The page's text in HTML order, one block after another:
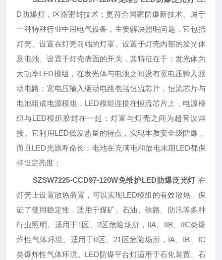
D防爆灯，区路密封技术；更符合国家防爆新技术。属于
一种特种行业中用电气设备，主要解决照明问题，它包括
灯壳、设置在灯壳前端的灯罩、设置于灯壳内部的发光体
及电池、设置于灯壳表面的开关，其特征在于：发光体为
大功率LED模组，在发光体与电池之间设有宽电压输入驱
动电路；宽电压输入驱动电路包括恒流芯片，恒流芯片与
电池组成电源模组，LED模组连接在恒流芯片上，电源模
组与LED模组胶封在一起；灯罩与灯壳之间为超音波焊
接。它利用LED低发热量的特点，实现本质安全级防爆，
而且LED光源寿命长；电池在充满电和放电末期LED都保
持恒定亮度；
SZSW7225-CCD97-120W免维护LED防爆泛光灯在
灯壳上设置散热装置，可以实现LED模组的有效散热，保
证了使用稳定性，适用于煤矿、石油、铁路、防汛等多种
行业照明。适用于1区、2区危险场所，IIA、IIB、IIC类爆
炸性气体环境。适用于0区、21区危险场所，IA、IB、IC
类爆炸性气体环境。LED防爆平台灯适用于石化装置、石